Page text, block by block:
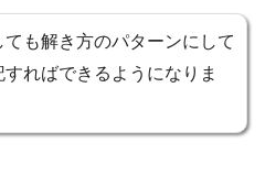
ても解き方のパターンにして
すればできるようになりま